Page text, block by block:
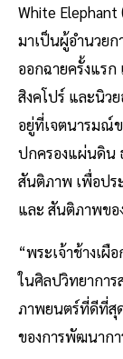
White
มาเป็นผู้อำนวยก
ออกฉายครั้งแรก
สิงคโปร์ และนิว
อยู่ที่เจตนารมณ์ข
ปกครองแผ่นดิน
สันติภาพ เพื่อปร
และ สันติภาพขอ
“พระเจ้าช้างเผื
ในศิลปวิทยาการ
ภาพยนตร์ที่ดีที่สุ
ของการพัฒนากา